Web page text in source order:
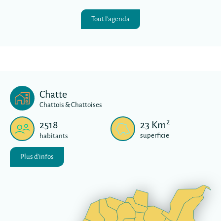
Tout l'agenda
Chatte
Chattois & Chattoises
2518
habitants
23 Km2
superficie
Plus d'infos